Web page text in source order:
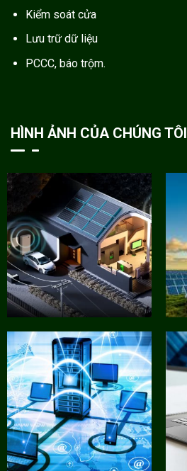
Kiểm soát cửa
Lưu trữ dữ liệu
PCCC, báo trộm.
HÌNH ẢNH CỦA CHÚNG TÔI